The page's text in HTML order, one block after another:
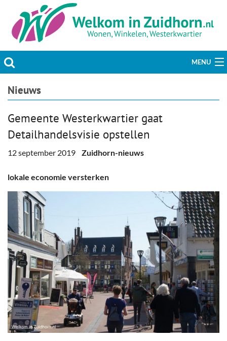
MENU
Actueel
Welzijn & Maatschappij
Bedrijven
Prikbord & Aanbiedingen
Plaats bericht
Nieuws
Gemeente Westerkwartier gaat
Detailhandelsvisie opstellen
12 september 2019 Zuidhorn-nieuws
lokale economie versterken